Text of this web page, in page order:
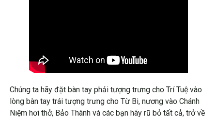
Chúng ta hãy đặt bàn tay phải tượng trưng cho Trí Tuệ vào
lòng bàn tay trái tượng trưng cho Từ Bi, nương vào Chánh
Niệm hơi thở, Bảo Thành và các bạn hãy rũ bỏ tất cả, trở về